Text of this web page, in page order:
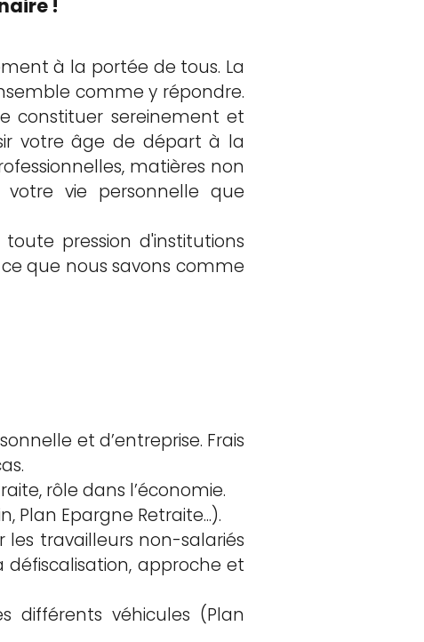
!
à la portée de tous. La
comme y répondre.
constituer sereinement et
votre âge de départ à la
matières non
vie personnelle que
pression d'institutions
que nous savons comme
et d’entreprise. Frais
rôle dans l’économie.
Plan Epargne Retraite...).
les travailleurs non-salariés
défiscalisation, approche et
différents véhicules (Plan